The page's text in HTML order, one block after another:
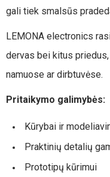
gali tiek smalsūs
LEMONA electronics
dervas bei kitus
namuose ar dirbtuvėse.
Pritaikymo galimybės:
Kūrybai ir
Praktinių detalių
Prototipų kūrimui